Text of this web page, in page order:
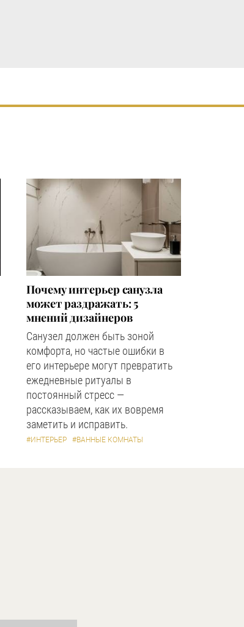
Почему интерьер санузла
может раздражать: 5
мнений дизайнеров
Санузел должен быть зоной
комфорта, но частые ошибки в
его интерьере могут превратить
ежедневные ритуалы в
постоянный стресс —
рассказываем, как их вовремя
заметить и исправить.
#ИНТЕРЬЕР #ВАННЫЕ КОМНАТЫ